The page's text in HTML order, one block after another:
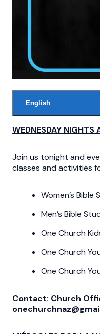
English
WEDNESDAY NIGHTS
Join us tonight and
classes and activities
Women’s Bible
Men’s Bible
One Church
One Church
One Church
Contact: Church